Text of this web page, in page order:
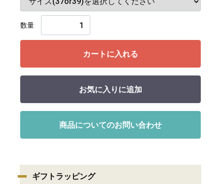
数量
カートに入れる
お気に入りに追加
商品についてのお問い合わせ
ギフトラッピング